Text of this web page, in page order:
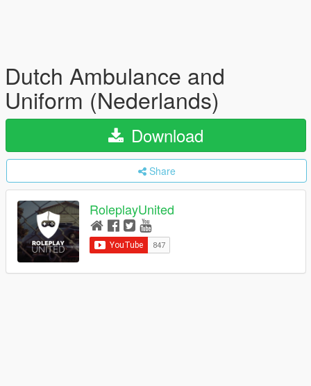
Dutch Ambulance and
Uniform (Nederlands)
Download
Share
RoleplayUnited